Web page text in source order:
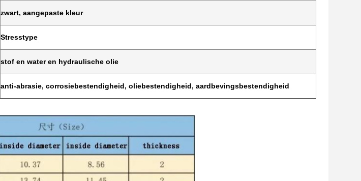
zwart, aangepaste kleur
Stresstype
stof en water en hydraulische olie
anti-abrasie, corrosiebestendigheid, oliebestendigheid, aardbevingsbestendigheid